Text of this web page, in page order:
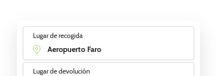
Lugar de recogida
Lugar de devolución